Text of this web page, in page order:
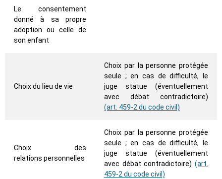
Le consentement
donné à sa propre
adoption ou celle de
son enfant
Choix du lieu de vie
Choix par la personne protégée
seule ; en cas de difficulté, le
juge statue (éventuellement
avec débat contradictoire)
(art. 459-2 du code civil)
Choix des
relations personnelles
Choix par la personne protégée
seule ; en cas de difficulté, le
juge statue (éventuellement
avec débat contradictoire) (art.
459-2 du code civil)